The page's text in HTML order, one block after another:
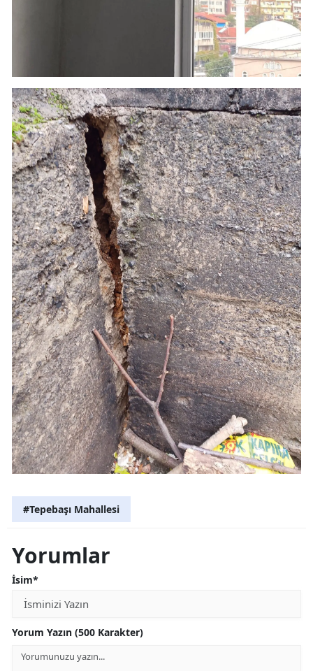
#Tepebaşı Mahallesi
Yorumlar
İsim*
Yorum Yazın (500 Karakter)